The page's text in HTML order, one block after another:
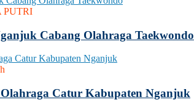
PUTRI
Cabang Olahraga Taekwondo
Catur Kabupaten Nganjuk